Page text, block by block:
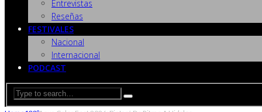
Entrevistas
Reseñas
FESTIVALES
Nacional
Internacional
PODCAST